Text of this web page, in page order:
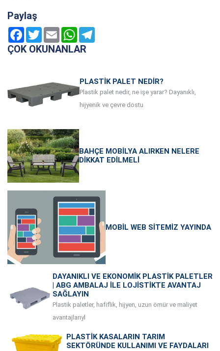
Paylaş
Facebook
TwitterEmail WhatsApp
ÇOK OKUNANLAR
PLASTIK PALET NEDIR?
Plastik palet nedir, ne işe yarar? Dayanıklı,
hijyenik ve çevre dostu
BAHÇE MOBILYA ALIRKEN NELERE
DIKKAT EDILMELI
MOBIL WEB SITEMIZ YAYINDA
DAYANIKLI VE EKONOMIK PLASTIK PALETLER
| ABG AMBALAJ ILE LOJISTIKTE AVANTAJ
SAĞLAYIN
Plastik paletler, hafiflik, hijyen, uzun ömür ve maliyet
avantajlarıyl
PLASTIK KASALARIN TARIM
SEKTÖRÜNDE KULLANIMI VE FAYDALARI